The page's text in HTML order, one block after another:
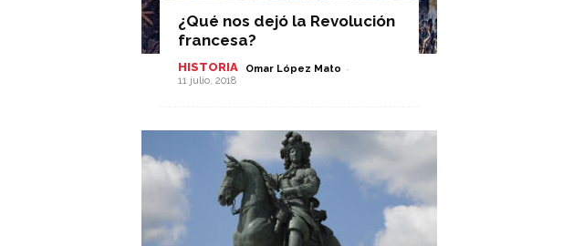
¿Qué nos dejó la Revolución
francesa?
HISTORIA Omar López Mato -
11 julio, 2018